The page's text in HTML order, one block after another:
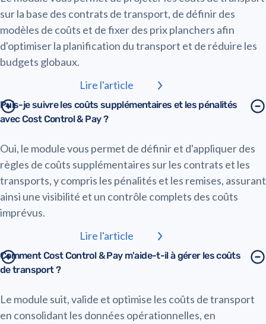
sur la base des contrats de transport, de définir des
modèles de coûts et de fixer des prix planchers afin
d'optimiser la planification du transport et de réduire les
budgets globaux.
Lire l'article
Puis-je suivre les coûts supplémentaires et les pénalités
avec Cost Control & Pay ?
Oui, le module vous permet de définir et d'appliquer des
règles de coûts supplémentaires sur les contrats et les
transports, y compris les pénalités et les remises, assurant
ainsi une visibilité et un contrôle complets des coûts
imprévus.
Lire l'article
Comment Cost Control & Pay m'aide-t-il à gérer les coûts
de transport ?
Le module suit, valide et optimise les coûts de transport
en consolidant les données opérationnelles, en